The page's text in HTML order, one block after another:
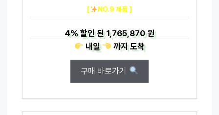
[ NO.9 제품 ]
4%할인 된1,765,870 원
내일
까지도착
구매 바로가기